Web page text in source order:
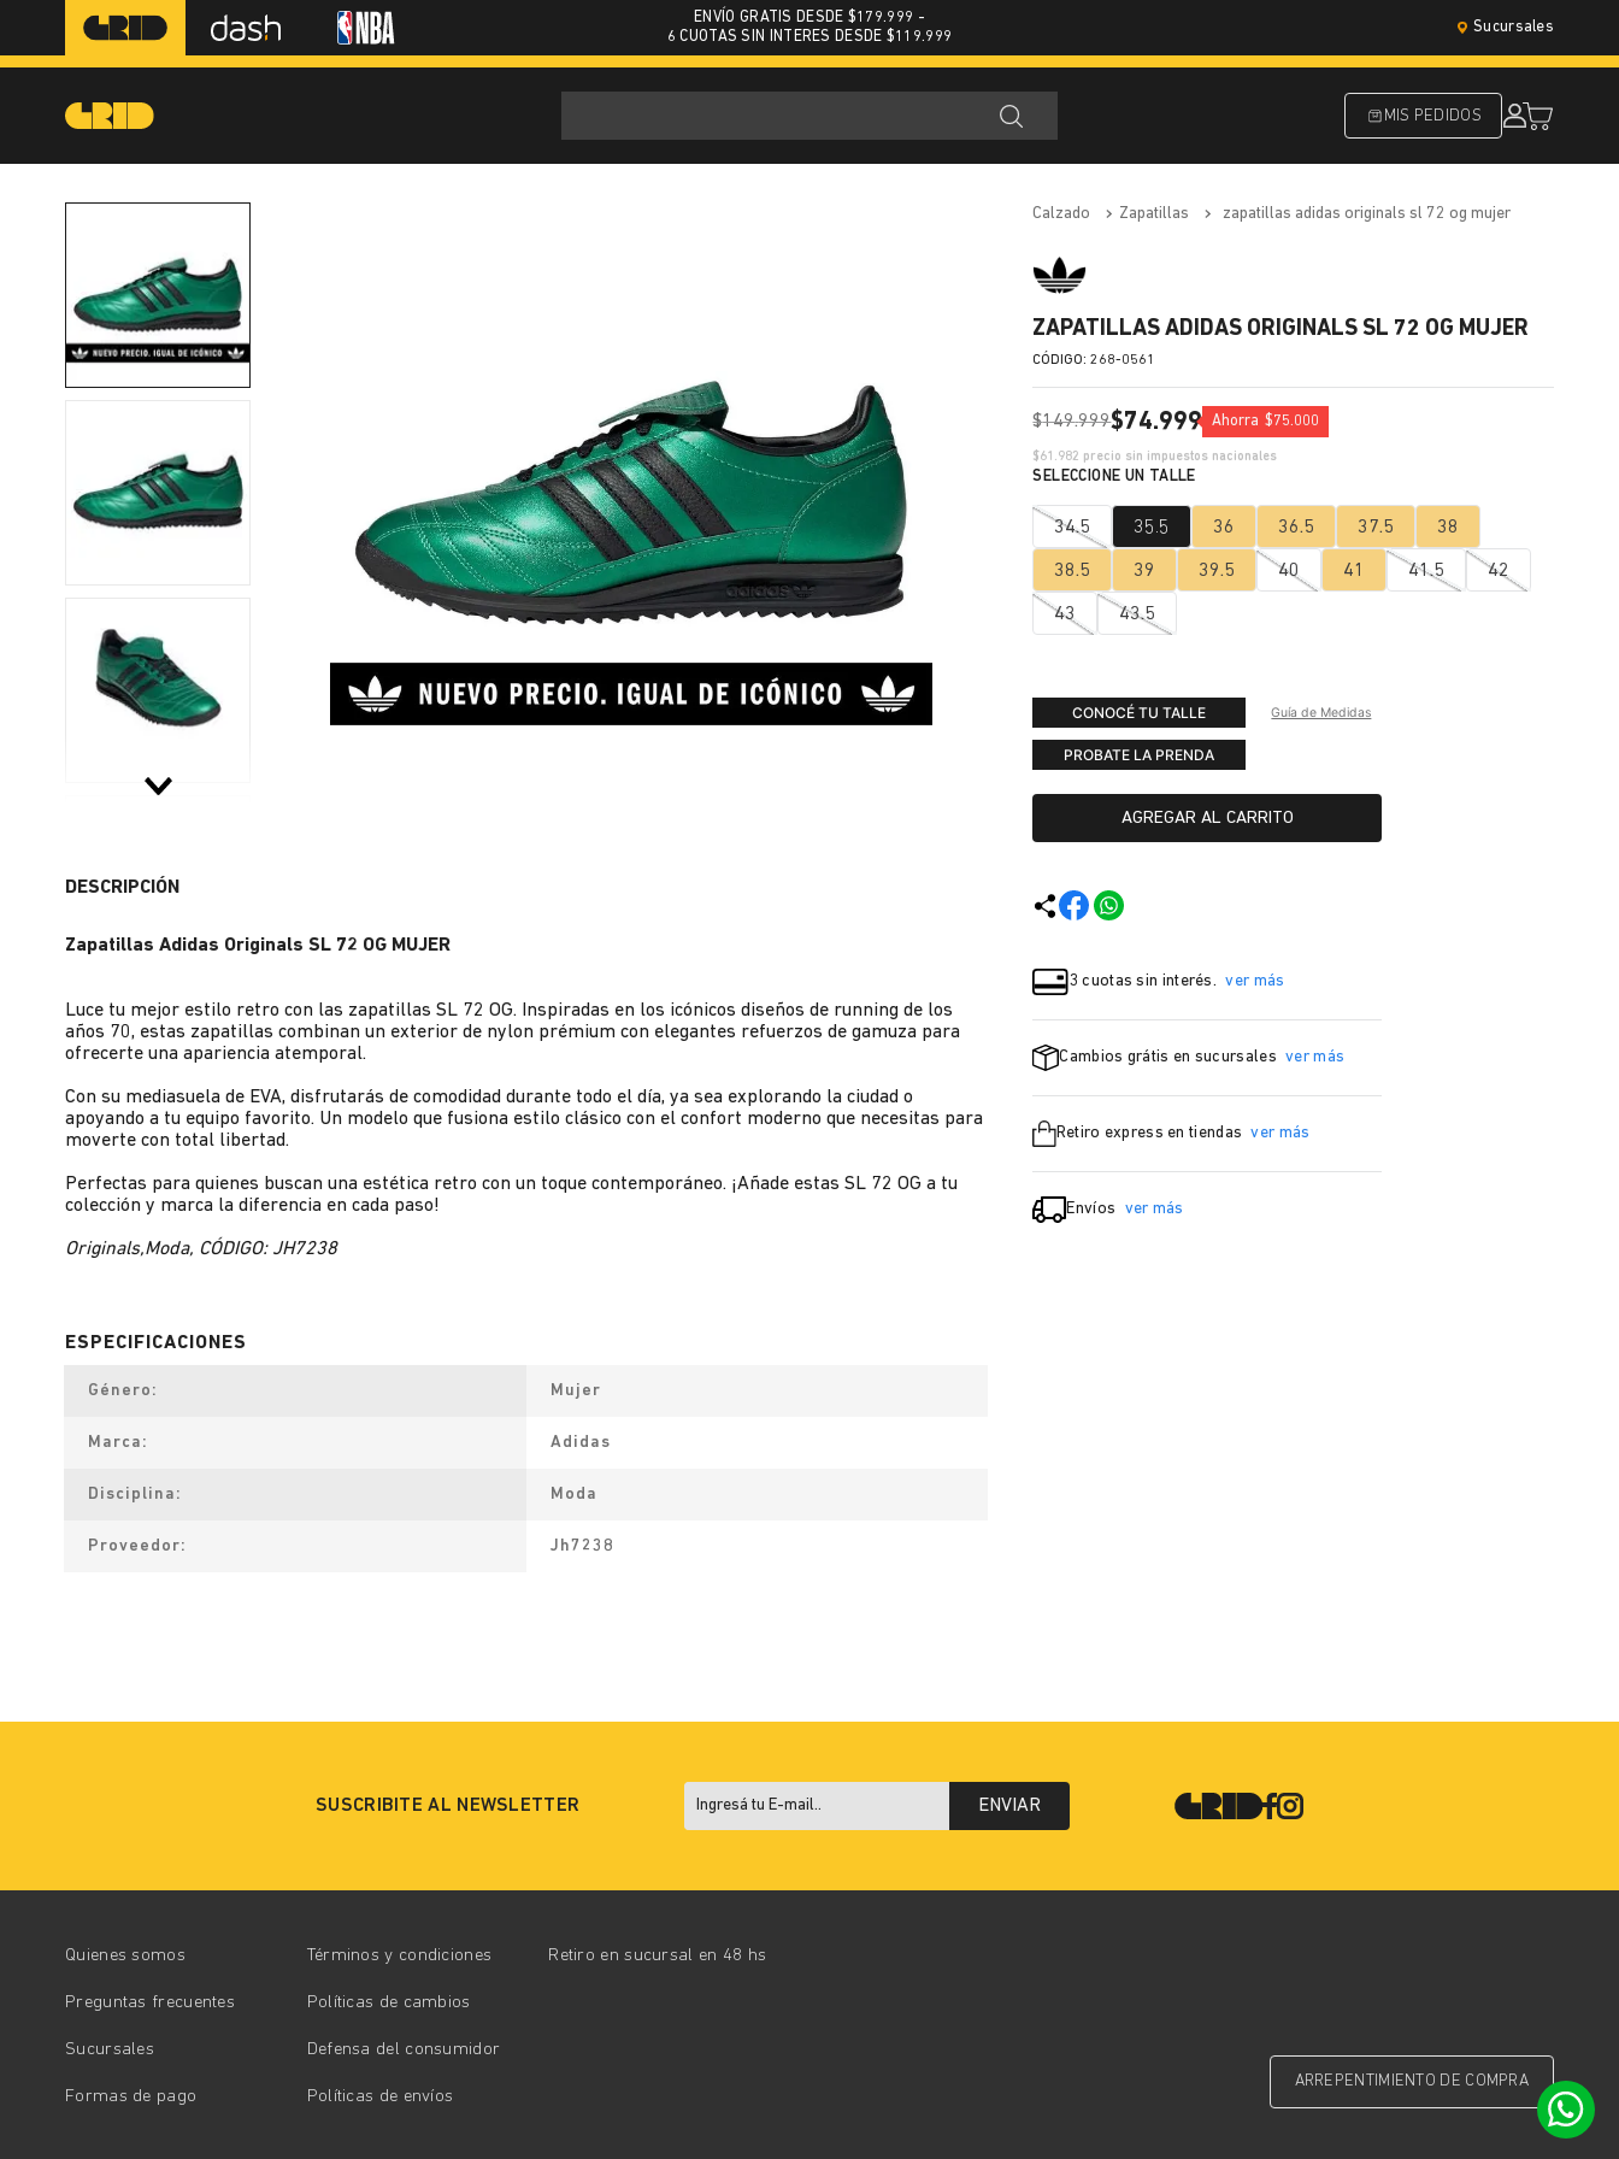
ENVÍO GRATIS DESDE $179.999 -
6 CUOTAS SIN INTERES DESDE $119.999
Sucursales
MIS PEDIDOS
DESCRIPCIÓN
Zapatillas Adidas Originals SL 72 OG MUJER
Luce tu mejor estilo retro con las zapatillas SL 72 OG. Inspiradas en los icónicos diseños de running de los
años 70, estas zapatillas combinan un exterior de nylon prémium con elegantes refuerzos de gamuza para
ofrecerte una apariencia atemporal.
Con su mediasuela de EVA, disfrutarás de comodidad durante todo el día, ya sea explorando la ciudad o
apoyando a tu equipo favorito. Un modelo que fusiona estilo clásico con el confort moderno que necesitas para
moverte con total libertad.
Perfectas para quienes buscan una estética retro con un toque contemporáneo. ¡Añade estas SL 72 OG a tu
colección y marca la diferencia en cada paso!
Originals,Moda, CÓDIGO: JH7238
Género Mujer
Marca Adidas
Disciplina Moda
Proveedor Jh7238
calzado zapatillas zapatillas adidas originals sl 72 og mujer
ZAPATILLAS ADIDAS ORIGINALS SL 72 OG MUJER
:268-0561
$149.999$74.999 Ahorra $75.000
$61.982 precio sin impuestos nacionales
34.5 35.5 36 36.5 37.5 38
38.5 39 39.5 40 41 41.5 42
43 43.5
CONOCÉ TU TALLE Guía de Medidas
PROBATE LA PRENDA
AGREGAR AL CARRITO
3 cuotas sin interés. ver más
Cambios grátis en sucursales ver más
Retiro express en tiendas ver más
Envíos ver más
SUSCRIBITE AL NEWSLETTER ENVIAR
Quienes somos Términos y condiciones
Preguntas frecuentes Políticas de cambios
Sucursales Defensa del consumidor
Formas de pago Políticas de envíos
Retiro en sucursal en 48 hs
ARREPENTIMIENTO DE COMPRA